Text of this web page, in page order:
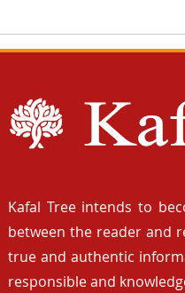
Kafal Tree intends to
between the reader and
true and authentic
responsible and